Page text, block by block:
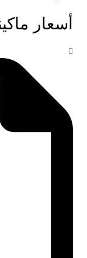
أسعار